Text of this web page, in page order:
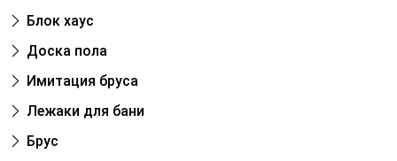
Блок хаус
Доска пола
Имитация бруса
Лежаки для бани
Брус